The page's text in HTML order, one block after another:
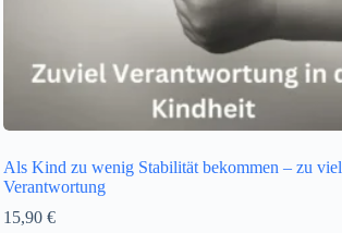
Als Kind zu wenig Stabilität bekommen – zu viel
Verantwortung
15,90€